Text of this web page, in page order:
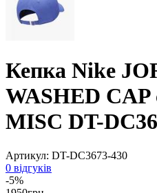
Кепка Nike
WASHED CAP
MISC DT-
Артикул: DT-DC3673-430
0 відгуків
-5%